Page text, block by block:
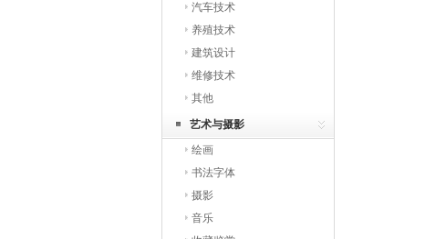
汽车技术
养殖技术
建筑设计
维修技术
其他
艺术与摄影
绘画
书法字体
摄影
音乐